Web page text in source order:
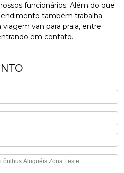
funcionários. Além do que
também trabalha
van para praia, entre
em contato.